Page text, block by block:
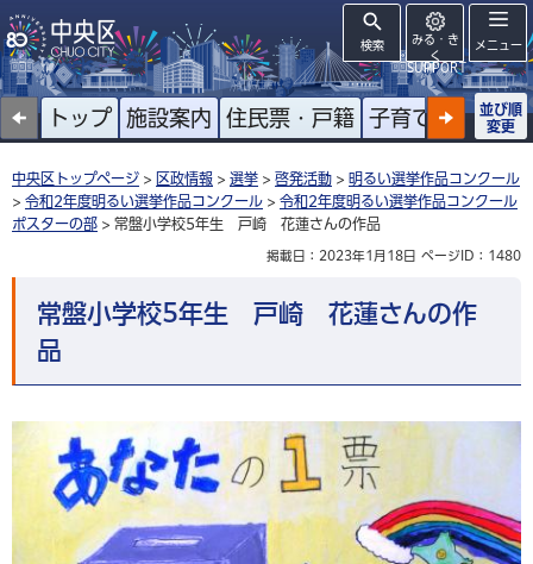
検索
みる・き
く
SUPPORT
メニュー
トップ 施設案内 住民票・戸籍 子育て 高齢者
並び順
変更
中央区トップページ > 区政情報 > 選挙 > 啓発活動 > 明るい選挙作品コンクール
> 令和2年度明るい選挙作品コンクール > 令和2年度明るい選挙作品コンクール
ポスターの部 > 常盤小学校5年生 戸崎 花蓮さんの作品
掲載日：2023年1月18日 ページID：1480
常盤小学校5年生 戸崎 花蓮さんの作
品